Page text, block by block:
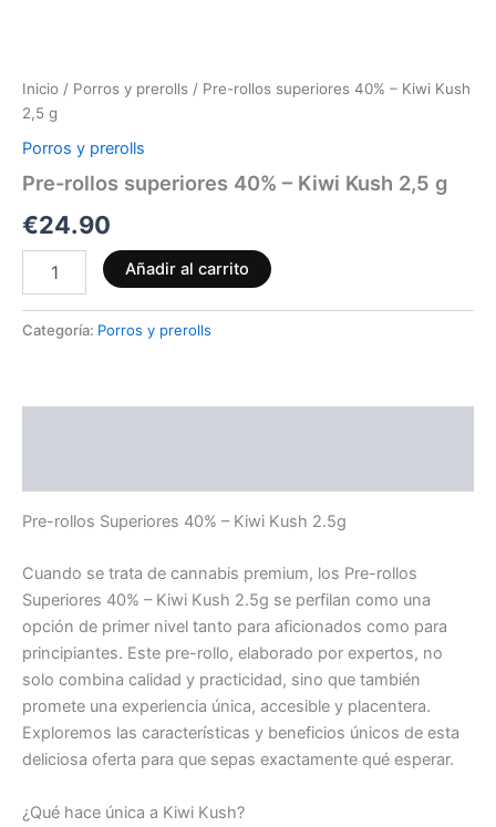
Inicio / Porros y prerolls / Pre-rollos superiores 40% – Kiwi Kush
2,5 g
Porros y prerolls
Pre-rollos superiores 40% – Kiwi Kush 2,5 g
€24.90
Añadir al carrito
Categoría: Porros y prerolls
Pre-rollos Superiores 40% – Kiwi Kush 2.5g
Cuando se trata de cannabis premium, los Pre-rollos
Superiores 40% – Kiwi Kush 2.5g se perfilan como una
opción de primer nivel tanto para aficionados como para
principiantes. Este pre-rollo, elaborado por expertos, no
solo combina calidad y practicidad, sino que también
promete una experiencia única, accesible y placentera.
Exploremos las características y beneficios únicos de esta
deliciosa oferta para que sepas exactamente qué esperar.
¿Qué hace única a Kiwi Kush?